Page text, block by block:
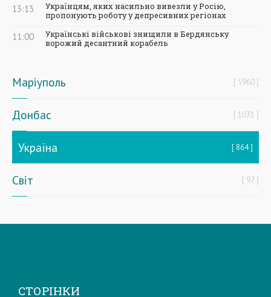
13:13
Українцям, яких насильно вивезли у Росію,
пропонують роботу у депресивних регіонах
11:00
Українські військові знищили в Бердянську
ворожий десантний корабель
Маріуполь 5960
Донбас 1031
Україна 864
Світ 97
СТОРІНКИ